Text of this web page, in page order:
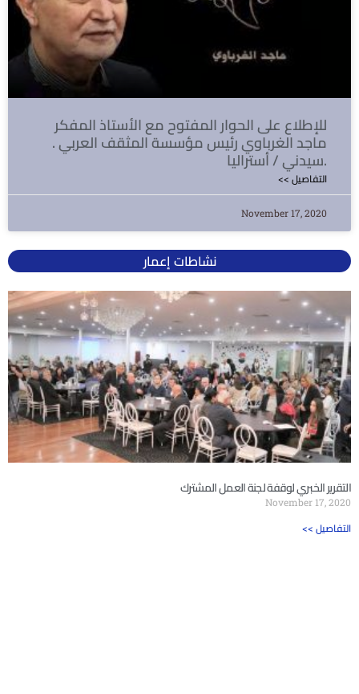
للإطلاع على الحوار المفتوح مع الأستاذ المفكر
ماجد الغرباوي رئيس مؤسسة المثقف العربي .
سيدني / أستراليا.
<< التفاصيل
November 17, 2020
نشاطات إعمار
التقرير الخبري لوقفة لجنة العمل المشترك
November 17, 2020
<< التفاصيل